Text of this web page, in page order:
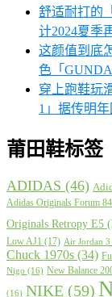
舒适耐打的
计2024夏季
这颜值到底
色「
穿上跑鞋玩
1」据传明年
莆田鞋标签
ADIDAS (46)
Adidas Originals Forum
Originals Retropy E5
Low AJ1 (17) Air Jordan 3
Chuck 1970s (34)
Nigo (16) New Balance
(16) NIKE (59)